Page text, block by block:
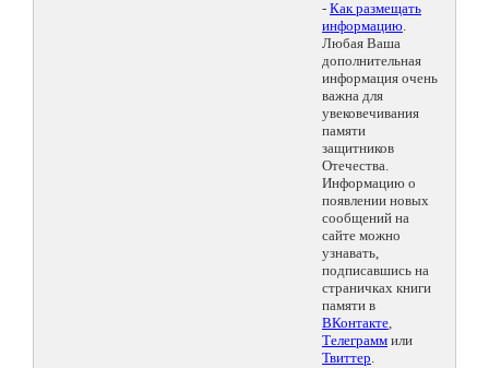
- Как размещать
информацию.
Любая Ваша
дополнительная
информация очень
важна для
увековечивания
памяти
защитников
Отечества.
Информацию о
появлении новых
сообщений на
сайте можно
узнавать,
подписавшись на
страничках книги
памяти в
ВКонтакте,
Телеграмм или
Твиттер.